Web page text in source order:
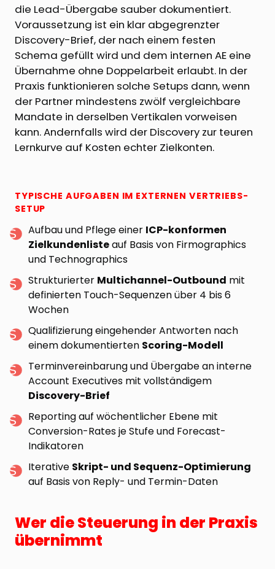
die Lead-Übergabe sauber dokumentiert.
Voraussetzung ist ein klar abgegrenzter
Discovery-Brief, der nach einem festen
Schema gefüllt wird und dem internen AE eine
Übernahme ohne Doppelarbeit erlaubt. In der
Praxis funktionieren solche Setups dann, wenn
der Partner mindestens zwölf vergleichbare
Mandate in derselben Vertikalen vorweisen
kann. Andernfalls wird der Discovery zur teuren
Lernkurve auf Kosten echter Zielkonten.
TYPISCHE AUFGABEN IM EXTERNEN VERTRIEBS-
SETUP
Aufbau und Pflege einer ICP-konformen
Zielkundenlisteauf Basis von Firmographics
und Technographics
Strukturierter Multichannel-Outbound mit
definierten Touch-Sequenzen über 4 bis 6
Wochen
Qualifizierung eingehender Antworten nach
einem dokumentierten Scoring-Modell
Terminvereinbarung und Übergabe an interne
Account Executives mit vollständigem
Discovery-Brief
Reporting auf wöchentlicher Ebene mit
Conversion-Rates je Stufe und Forecast-
Indikatoren
Iterative Skript- und Sequenz-Optimierung
auf Basis von Reply- und Termin-Daten
Wer die Steuerung in der Praxis
übernimmt